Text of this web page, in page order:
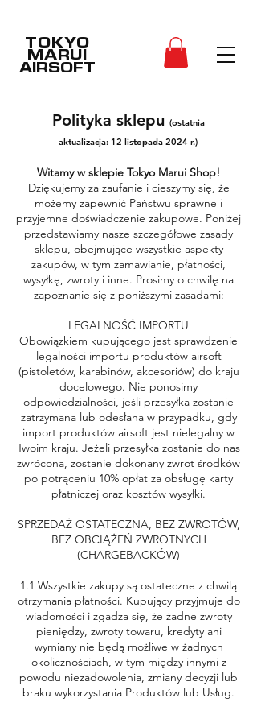
TOKYO
MARUI
AIRSOFT
Polityka sklepu (ostatnia
aktualizacja: 12 listopada 2024 r.)
Witamy w sklepie Tokyo Marui Shop!
Dziękujemy za zaufanie i cieszymy się, że
możemy zapewnić Państwu sprawne i
przyjemne doświadczenie zakupowe. Poniżej
przedstawiamy nasze szczegółowe zasady
sklepu, obejmujące wszystkie aspekty
zakupów, w tym zamawianie, płatności,
wysyłkę, zwroty i inne. Prosimy o chwilę na
zapoznanie się z poniższymi zasadami:
LEGALNOŚĆ IMPORTU
Obowiązkiem kupującego jest sprawdzenie
legalności importu produktów airsoft
(pistoletów, karabinów, akcesoriów) do kraju
docelowego. Nie ponosimy
odpowiedzialności, jeśli przesyłka zostanie
zatrzymana lub odesłana w przypadku, gdy
import produktów airsoft jest nielegalny w
Twoim kraju. Jeżeli przesyłka zostanie do nas
zwrócona, zostanie dokonany zwrot środków
po potrąceniu 10% opłat za obsługę karty
płatniczej oraz kosztów wysyłki.
SPRZEDAŻ OSTATECZNA, BEZ ZWROTÓW,
BEZ OBCIĄŻEŃ ZWROTNYCH
(CHARGEBACKÓW)
1.1 Wszystkie zakupy są ostateczne z chwilą
otrzymania płatności. Kupujący przyjmuje do
wiadomości i zgadza się, że żadne zwroty
pieniędzy, zwroty towaru, kredyty ani
wymiany nie będą możliwe w żadnych
okolicznościach, w tym między innymi z
powodu niezadowolenia, zmiany decyzji lub
braku wykorzystania Produktów lub Usług.